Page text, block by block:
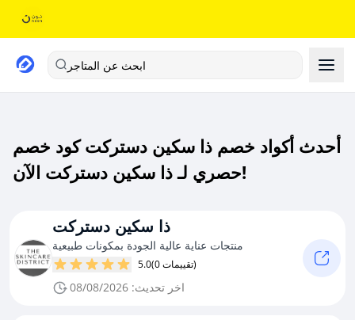
ابحث عن المتاجر
أحدث أكواد خصم ذا سكين دستركت كود خصم
حصري لـ ذا سكين دستركت الآن!
ذا سكين دستركت
منتجات عناية عالية الجودة بمكونات طبيعية
5.0 (0 تقييمات)
اخر تحديث: 08/08/2026